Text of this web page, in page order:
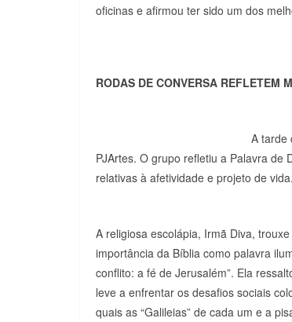
oficinas e afirmou ter sido um dos
RODAS DE CONVERSA REFLETEM
A tarde
PJArtes. O grupo refletiu a Palavra de
relativas à afetividade e projeto de vida.
A religiosa escolápia, Irmã Diva,
importância da Bíblia como palavra
conflito: a fé de Jerusalém”. Ela
leve a enfrentar os desafios sociais
quais as “Galileias” de cada um e a